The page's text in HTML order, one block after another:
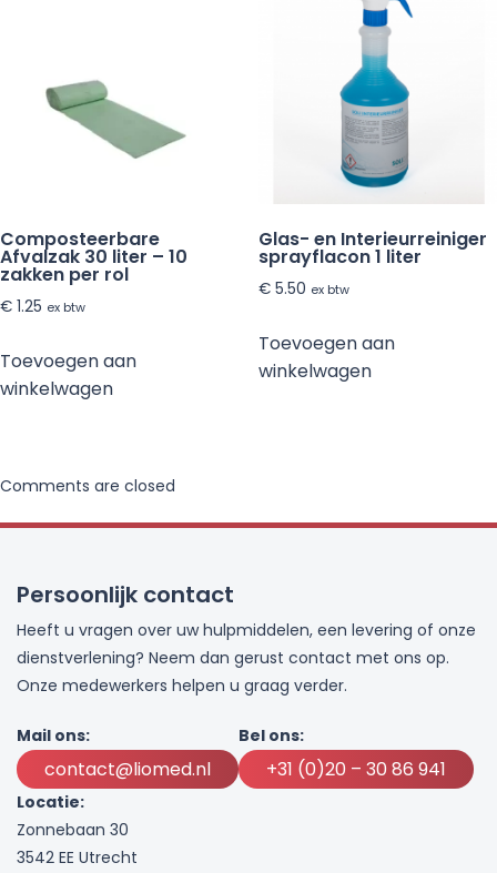
Composteerbare
Afvalzak 30 liter – 10
zakken per rol
€ 1.25 ex btw
Toevoegen aan
winkelwagen
Glas- en Interieurreiniger
sprayflacon 1 liter
€5.50 ex btw
Toevoegen aan
winkelwagen
Comments are closed
Persoonlijk contact
Heeft u vragen over uw hulpmiddelen, een levering of onze
dienstverlening? Neem dan gerust contact met ons op.
Onze medewerkers helpen u graag verder.
Mail ons:
contact@liomed.nl
Bel ons:
+31 (0)20 – 30 86 941
Locatie:
Zonnebaan 30
3542 EE Utrecht